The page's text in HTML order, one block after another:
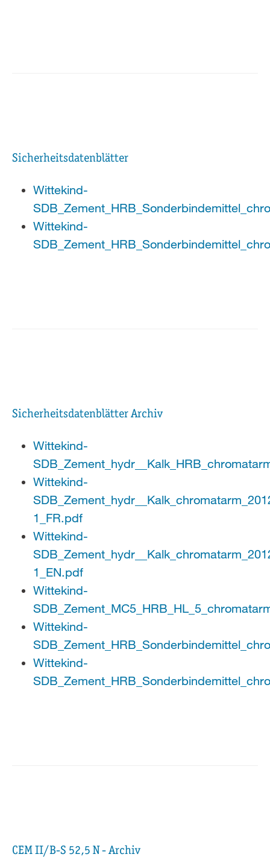
Sicherheitsdatenblätter
Wittekind-
Wittekind-
Sicherheitsdatenblätter Archiv
Wittekind-
Wittekind-
1_FR.pdf
Wittekind-
1_EN.pdf
Wittekind-
Wittekind-
Wittekind-
CEM II/B-S 52,5 N - Archiv